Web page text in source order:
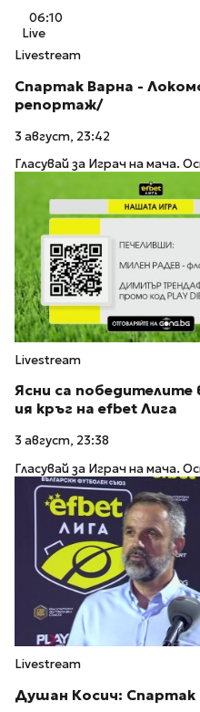
06:10
Live
Livestream
Спартак Варна -
репортаж/
3 август, 23:42
Гласувай за Играч на мача.
Livestream
Ясни са
ия кръг на efbet Лига
3 август, 23:38
Гласувай за Играч на мача.
Livestream
Душан Косич: